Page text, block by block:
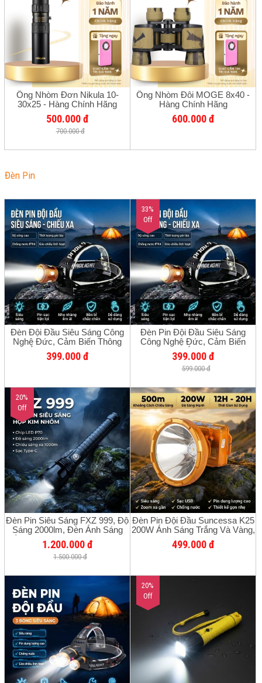
Ống Nhòm Đơn Nikula 10-
30x25 - Hàng Chính Hãng
500.000 đ
700.000 đ
Ống Nhòm Đôi MOGE 8x40 -
Hàng Chính Hãng
600.000 đ
Đèn Pin
Đèn Đội Đầu Siêu Sáng Công
Nghệ Đức, Cảm Biến Thông
Minh, Ánh Sáng Mạnh, Phù Hợp
Sửa Chữa, Câu Cá Ban Đêm,
399.000 đ
33%
Off
Đèn Pin Đội Đầu Siêu Sáng
Công Nghệ Đức, Cảm Biến
Thông Minh, Ánh Sáng Mạnh,
Phù Hợp Sửa Chữa, Câu Cá
Ban Đêm, Sử Dụng Pin Lithium
399.000 đ
599.000 đ
20%
Off
Đèn Pin Siêu Sáng FXZ 999, Độ
Sáng 2000lm, Đèn Ánh Sáng
Trắng, Đa Chức Năng, Chiếu Xa
5000m
1.200.000 đ
1.500.000 đ
Đèn Pin Đội Đầu Suncessa K25
200W Ánh Sáng Trắng Và Vàng,
Pin Trâu 20 Giờ, Chống Nước
Câu Cá Đi Rừng
499.000 đ
20%
Off